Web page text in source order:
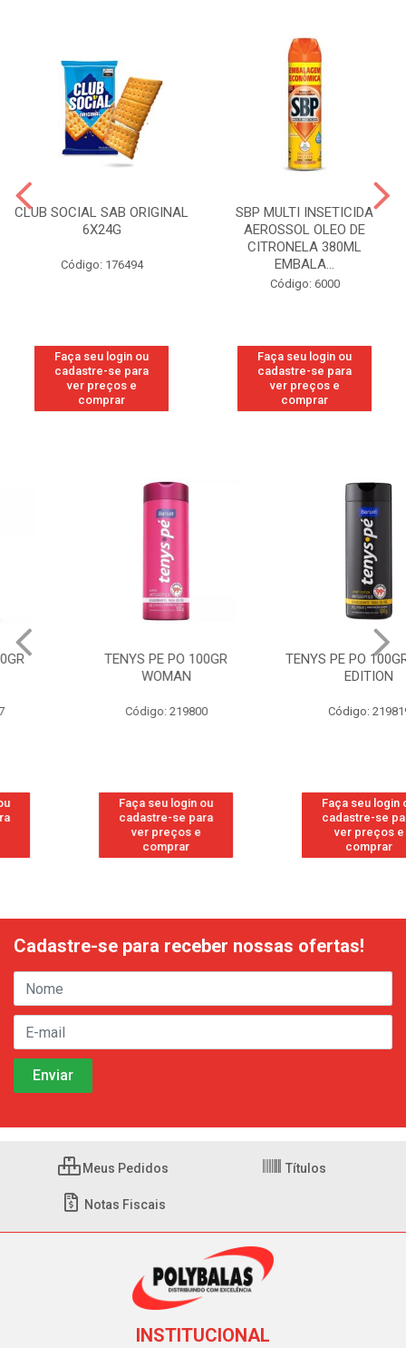
CLUB SOCIAL SAB ORIGINAL
6X24G
Código: 176494
Faça seu login ou
cadastre-se para
ver preços e
comprar
SBP MULTI INSETICIDA
AEROSSOL OLEO DE
CITRONELA 380ML
EMBALA...
Código: 6000
Faça seu login ou
cadastre-se para
ver preços e
comprar
TENYS PE PO 100GR
Código: 219800
Faça seu login ou
cadastre-se para
ver preços e
TENYS PE PO 100GR SPORT
Código: 219819
Faça seu login ou
cadastre-se para
ver preços e
Cadastre-se para receber nossas ofertas!
Meus Pedidos Títulos
Notas Fiscais
INSTITUCIONAL